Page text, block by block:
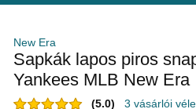
New Era
Sapkák lapos piros
Yankees MLB New Era
(5.0) 3 vásárlói